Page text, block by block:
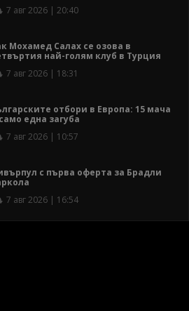
7 авг 2026 | 20:40
Мохамед Салах се озова в
най-голям клуб в Турция
7 авг 2026 | 18:31
отбори в Европа: 15 мача
една загуба
7 авг 2026 | 10:57
с първа оферта за Брадли
7 авг 2026 | 16:54